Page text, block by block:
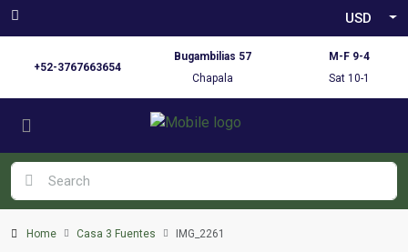
USD
+52-3767663654
Bugambilias 57
Chapala
M-F 9-4
Sat 10-1
Home Casa 3 Fuentes IMG_2261